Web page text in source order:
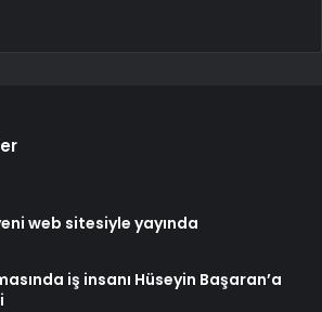
web sitesiyle yayında
iş insanı Hüseyin Başaran’a